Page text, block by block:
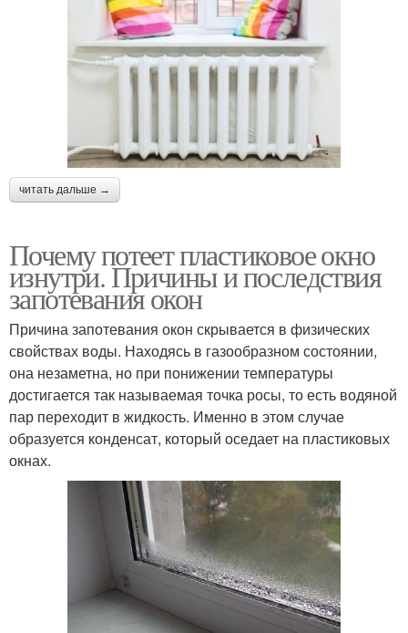
читать дальше →
Почему потеет пластиковое окно
изнутри. Причины и последствия
запотевания окон
Причина запотевания окон скрывается в физических
свойствах воды. Находясь в газообразном состоянии,
она незаметна, но при понижении температуры
достигается так называемая точка росы, то есть водяной
пар переходит в жидкость. Именно в этом случае
образуется конденсат, который оседает на пластиковых
окнах.